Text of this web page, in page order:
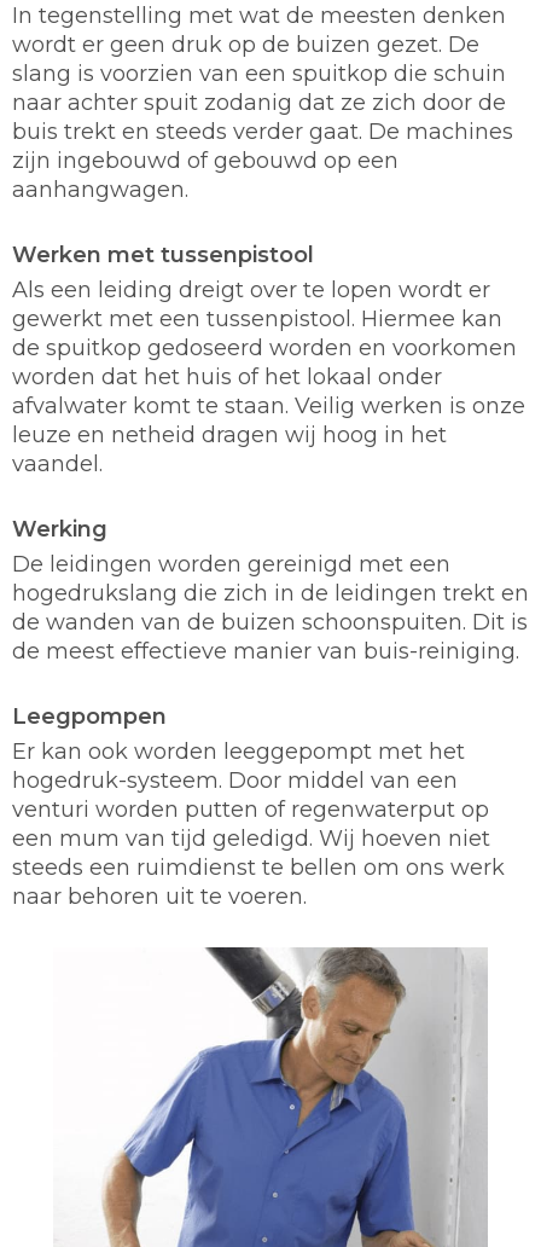
In tegenstelling met wat de meesten denken
wordt er geen druk op de buizen gezet. De
slang is voorzien van een spuitkop die schuin
naar achter spuit zodanig dat ze zich door de
buis trekt en steeds verder gaat. De machines
zijn ingebouwd of gebouwd op een
aanhangwagen.
Werken met tussenpistool
Als een leiding dreigt over te lopen wordt er
gewerkt met een tussenpistool. Hiermee kan
de spuitkop gedoseerd worden en voorkomen
worden dat het huis of het lokaal onder
afvalwater komt te staan. Veilig werken is onze
leuze en netheid dragen wij hoog in het
vaandel.
Werking
De leidingen worden gereinigd met een
hogedrukslang die zich in de leidingen trekt en
de wanden van de buizen schoonspuiten. Dit is
de meest effectieve manier van buis-reiniging.
Leegpompen
Er kan ook worden leeggepompt met het
hogedruk-systeem. Door middel van een
venturi worden putten of regenwaterput op
een mum van tijd geledigd. Wij hoeven niet
steeds een ruimdienst te bellen om ons werk
naar behoren uit te voeren.